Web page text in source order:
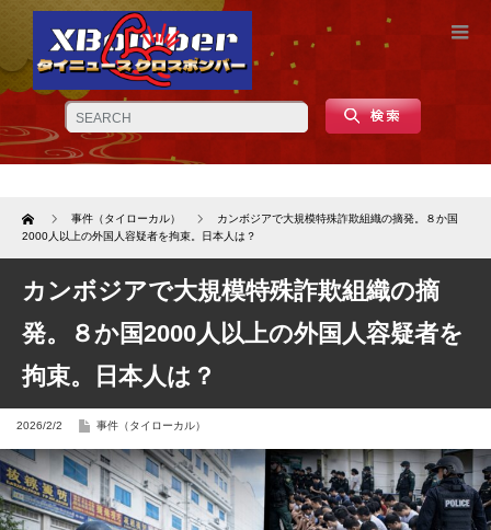
Home 事件（タイローカル）
カンボジアで大規模特殊詐欺組織の摘発。８か国
2000人以上の外国人容疑者を拘束。日本人は？
カンボジアで大規模特殊詐欺組織の摘
発。８か国2000人以上の外国人容疑者を
拘束。日本人は？
2026/2/2 事件（タイローカル）